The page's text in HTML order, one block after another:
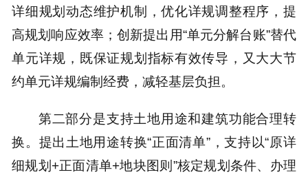
详细规划动态维护机制，优化详规调整程序，提
高规划响应效率；创新提出用“单元分解台账”替代
单元详规，既保证规划指标有效传导，又大大节
约单元详规编制经费，减轻基层负担。
第二部分是支持土地用途和建筑功能合理转
换。提出土地用途转换“正面清单”，支持以“原详
细规划+正面清单+地块图则”核定规划条件、办理